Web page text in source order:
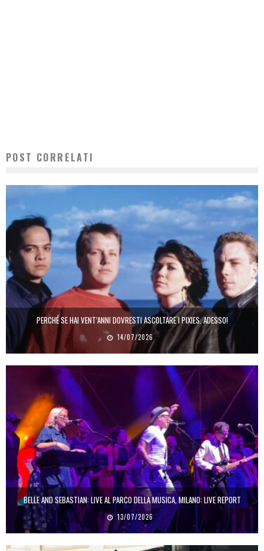
POST CORRELATI
PERCHÉ SE HAI VENT’ANNI DOVRESTI ASCOLTARE I PIXIES. ADESSO!
14/07/2026
BELLE AND SEBASTIAN: LIVE AL PARCO DELLA MUSICA, MILANO: LIVE REPORT
13/07/2026